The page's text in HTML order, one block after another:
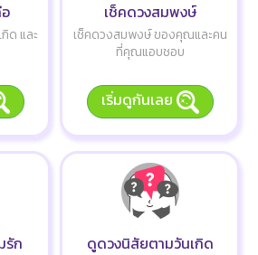
ด และ
เช็คดวงสมพงษ์
เช็คดวงสมพงษ์ ของคุณและคน
ที่คุณแอบชอบ
เริ่มดูกันเลย
รัก ดูดวงนิสัยตามวันเกิด